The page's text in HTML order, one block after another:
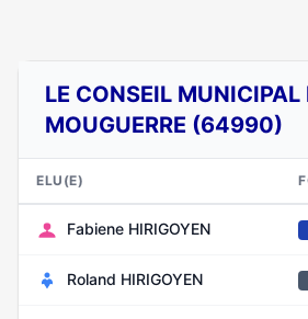
LE CONSEIL MUNICIPAL
MOUGUERRE (64990)
ELU(E)
Fabiene HIRIGOYEN
Roland HIRIGOYEN